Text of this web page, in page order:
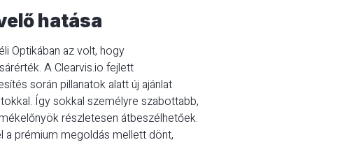
hatása
Optikában az volt, hogy
A Clearvis.io fejlett
során pillanatok alatt új ajánlat
Így sokkal személyre szabottabb,
részletesen átbeszélhetőek.
a prémium megoldás mellett dönt,